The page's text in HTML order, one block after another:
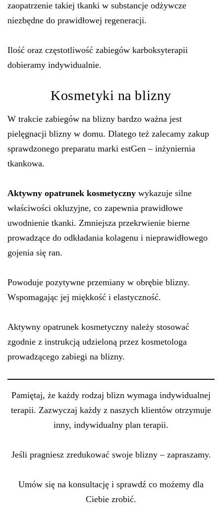
zaopatrzenie takiej tkanki w substancje odżywcze
niezbędne do prawidłowej regeneracji.
Ilość oraz częstotliwość zabiegów karboksyterapii
dobieramy indywidualnie.
Kosmetyki na blizny
W trakcie zabiegów na blizny bardzo ważna jest
pielęgnacji blizny w domu. Dlatego też zalecamy zakup
sprawdzonego preparatu marki estGen – inżyniernia
tkankowa.
Aktywny opatrunek kosmetyczny wykazuje silne
właściwości okluzyjne, co zapewnia prawidłowe
uwodnienie tkanki. Zmniejsza przekrwienie bierne
prowadzące do odkładania kolagenu i nieprawidłowego
gojenia się ran.
Powoduje pozytywne przemiany w obrębie blizny.
Wspomagając jej miękkość i elastyczność.
Aktywny opatrunek kosmetyczny należy stosować
zgodnie z instrukcją udzieloną przez kosmetologa
prowadzącego zabiegi na blizny.
Pamiętaj, że każdy rodzaj blizn wymaga indywidualnej
terapii. Zazwyczaj każdy z naszych klientów otrzymuje
inny, indywidualny plan terapii.
Jeśli pragniesz zredukować swoje blizny – zapraszamy.
Umów się na konsultację i sprawdź co możemy dla
Ciebie zrobić.